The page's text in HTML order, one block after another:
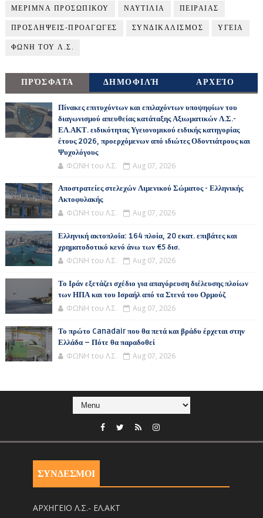
ΜΕΡΙΜΝΑ ΠΡΟΣΩΠΙΚΟΥ ΝΑΥΤΙΛΙΑ ΠΕΙΡΑΙΑΣ
ΠΡΟΣΛΗΨΕΙΣ-ΠΡΟΑΓΩΓΕΣ ΣΥΝΔΙΚΑΛΙΣΜΟΣ ΥΓΕΙΑ
ΦΩΝΗ ΤΟΥ Λ.Σ.
ΠΡΌΣΦΑΤΑ ΔΗΜΟΦΙΛΉ ΑΡΧΕΊΟ
Πίνακες επιτυχόντων και επιλαχόντων υποψηφίων του
διαγωνισμού απευθείας κατάταξης Αξιωματικών Λ.Σ.-
ΕΛ.ΑΚΤ. ειδικότητας Υγειονομικού ειδικής κατηγορίας
έτους 2026, προερχόμενων από ιδιώτες Οδοντιάτρους και
Ψυχολόγους
ΦΩΝΗ του Λ.Σ. Aug 07, 2026
Αποστρατείες στελεχών Λιμενικού Σώματος - Ελληνικής
Ακτοφυλακής
ΦΩΝΗ του Λ.Σ. Aug 07, 2026
Ελληνική ακτοπλοΐα: 164 πλοία, 20 εκατ. επιβάτες και
χρηματοδοτικό κενό άνω των €5 δισ.
ΦΩΝΗ του Λ.Σ. Aug 07, 2026
Το Ιράν εξετάζει σχέδιο για απαγόρευση διέλευσης πλοίων
των ΗΠΑ και του Ισραήλ από τα Στενά του Ορμούζ
ΦΩΝΗ του Λ.Σ. Aug 07, 2026
Το πρώτο Canadair που θα πετά και βράδυ έρχεται στην
Ελλάδα – Πότε θα παραδοθεί
ΦΩΝΗ του Λ.Σ. Aug 07, 2026
ΣΥΝΔΕΣΜΟΙ
ΑΡΧΗΓΕΙΟ Λ.Σ.- ΕΛ.ΑΚΤ